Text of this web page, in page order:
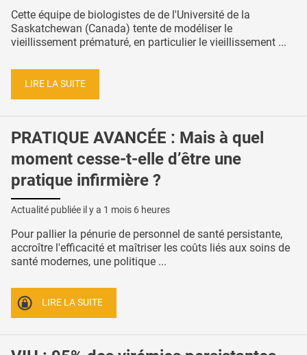
Cette équipe de biologistes de de l'Université de la
Saskatchewan (Canada) tente de modéliser le
vieillissement prématuré, en particulier le vieillissement ...
LIRE LA SUITE
PRATIQUE AVANCÉE : Mais à quel
moment cesse-t-elle d’être une
pratique infirmière ?
Actualité publiée il y a 1 mois 6 heures
Pour pallier la pénurie de personnel de santé persistante,
accroître l'efficacité et maîtriser les coûts liés aux soins de
santé modernes, une politique ...
LIRE LA SUITE